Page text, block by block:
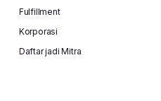
Fulfillment
Korporasi
Daftar jadi Mitra